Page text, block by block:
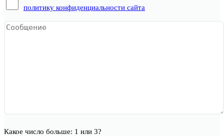
политику конфиденциальности сайта
Какое число больше: 1 или 3?